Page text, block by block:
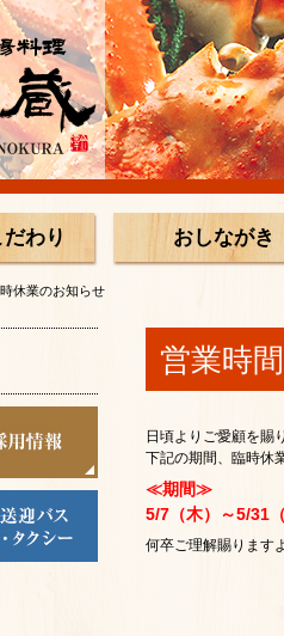
わり おしながき
休業のお知らせ
営業時
日頃よりご愛顧を賜
下記の期間、臨時休
≪期間≫
5/7（木）～5/31（
何卒ご理解賜ります